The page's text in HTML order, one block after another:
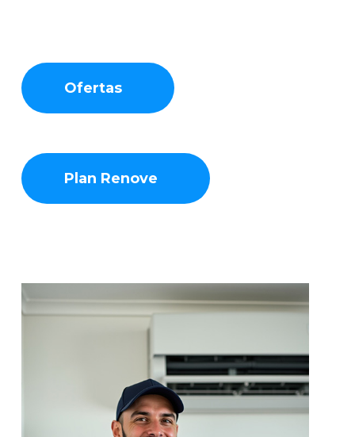
Ofertas
Plan Renove